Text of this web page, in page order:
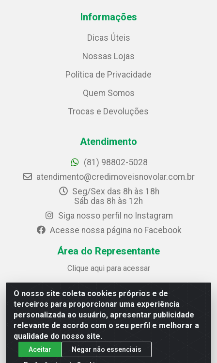
O nosso site coleta cookies próprios e de
terceiros para proporcionar uma experiência
personalizada ao usuário, apresentar publicidade
relevante de acordo com o seu perfil e melhorar a
qualidade do nosso site.
Aceitar
Negar não essenciais
Informações
Dicas Úteis
Nossas Lojas
Política de Privacidade
Quem Somos
Trocas e Devoluções
Atendimento
(81) 98802-5028
atendimento@credimoveisnovolar.com.br
Seg/Sex das 8h às 18h
Sáb das 8h às 12h
Siga nosso perfil no Instagram
Acesse nossa página no Facebook
Área do Representante
Clique aqui para acessar
Credimóveis Novolar Ltda
Rua José Alves Bezerra, 430 - Prazeres - Jaboatão dos
Guararapes / PE - CEP 54.325-610
CNPJ: 09.930.165/0013-70